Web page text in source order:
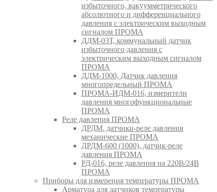
избыточного, вакуумметрического
абсолютного и дифференциального
давления с электрическим выходным
сигналом ПРОМА
ДДМ-03Т, коммунальный датчик
избыточного давления с
электрическим выходным сигналом
ПРОМА
ДДМ-1000, Датчик давления
многопредельный ПРОМА
ПРОМА-ИДМ-016, измерители
давления многофункциональные
ПРОМА
Реле давления ПРОМА
ДРДМ, датчики-реле давления
механические ПРОМА
ДРДМ-600 (1000), датчик-реле
давления ПРОМА
РД-016, реле давления на 220В/24В
ПРОМА
Приборы для измерения температуры ПРОМА
Арматура для датчиков температуры